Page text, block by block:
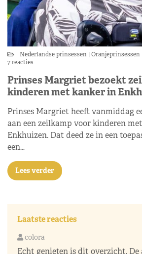
Nederlandse prinsessen Oranjeprinsessen
7 reacties
Prinses Margriet bezoekt
kinderen met kanker in
Prinses Margriet heeft vanmiddag
aan een zeilkamp voor kinderen
Enkhuizen. Dat deed ze in een
een…
Lees verder
Laatste reacties
colora
Echt genieten is dit overzicht.